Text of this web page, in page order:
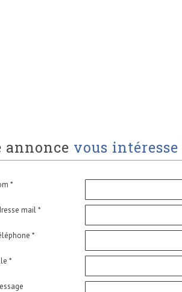
annonce vous intéresse
*
mail *
*
*